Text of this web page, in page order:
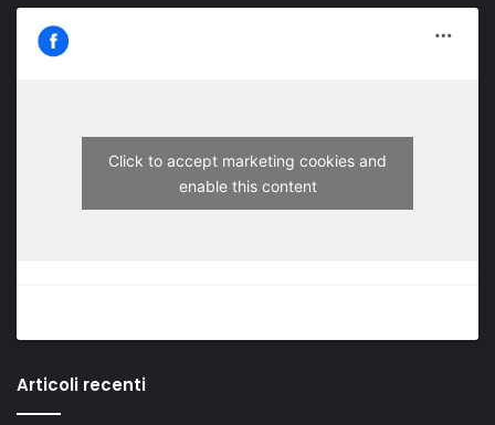
Click to accept marketing cookies and
enable this content
Articoli recenti